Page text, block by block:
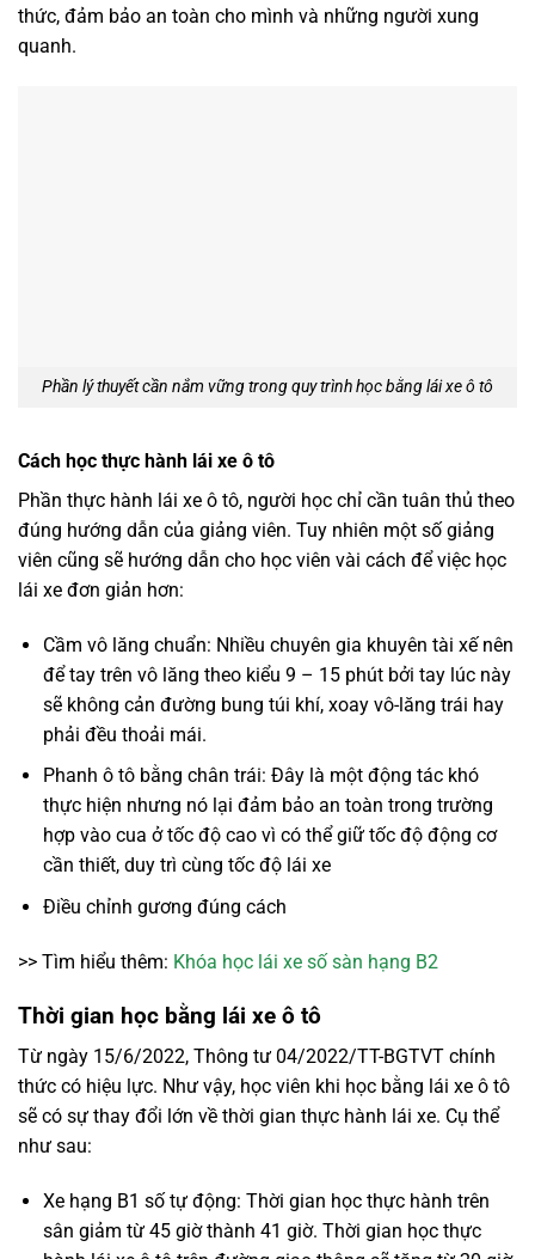
thức, đảm bảo an toàn cho mình và những người xung
quanh.
Phần lý thuyết cần nắm vững trong quy trình học bằng lái xe ô tô
Cách học thực hành lái xe ô tô
Phần thực hành lái xe ô tô, người học chỉ cần tuân thủ theo
đúng hướng dẫn của giảng viên. Tuy nhiên một số giảng
viên cũng sẽ hướng dẫn cho học viên vài cách để việc học
lái xe đơn giản hơn:
Cầm vô lăng chuẩn: Nhiều chuyên gia khuyên tài xế nên
để tay trên vô lăng theo kiểu 9 – 15 phút bởi tay lúc này
sẽ không cản đường bung túi khí, xoay vô-lăng trái hay
phải đều thoải mái.
Phanh ô tô bằng chân trái: Đây là một động tác khó
thực hiện nhưng nó lại đảm bảo an toàn trong trường
hợp vào cua ở tốc độ cao vì có thể giữ tốc độ động cơ
cần thiết, duy trì cùng tốc độ lái xe
Điều chỉnh gương đúng cách
>> Tìm hiểu thêm: Khóa học lái xe số sàn hạng B2
Thời gian học bằng lái xe ô tô
Từ ngày 15/6/2022, Thông tư 04/2022/TT-BGTVT chính
thức có hiệu lực. Như vậy, học viên khi học bằng lái xe ô tô
sẽ có sự thay đổi lớn về thời gian thực hành lái xe. Cụ thể
như sau:
Xe hạng B1 số tự động: Thời gian học thực hành trên
sân giảm từ 45 giờ thành 41 giờ. Thời gian học thực